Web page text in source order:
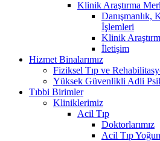
Klinik Araştırma
Danışmanlık,
İşlemleri
Klinik
İletişim
Hizmet Binalarımız
Fiziksel Tıp ve
Yüksek Güvenlikli Adli
Tıbbi Birimler
Kliniklerimiz
Acil Tıp
Doktorlarımız
Acil Tıp